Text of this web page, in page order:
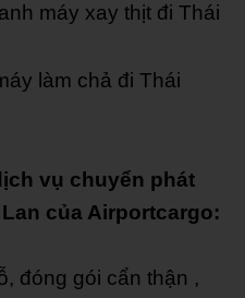
máy xay thịt đi Thái
làm chả đi Thái
vụ chuyển phát
của Airportcargo:
đóng gói cẩn thận ,